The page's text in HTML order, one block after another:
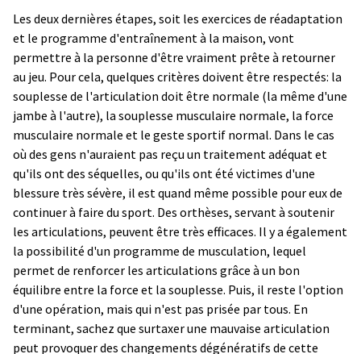
Les deux dernières étapes, soit les exercices de réadaptation
et le programme d'entraînement à la maison, vont
permettre à la personne d'être vraiment prête à retourner
au jeu. Pour cela, quelques critères doivent être respectés: la
souplesse de l'articulation doit être normale (la même d'une
jambe à l'autre), la souplesse musculaire normale, la force
musculaire normale et le geste sportif normal. Dans le cas
où des gens n'auraient pas reçu un traitement adéquat et
qu'ils ont des séquelles, ou qu'ils ont été victimes d'une
blessure très sévère, il est quand même possible pour eux de
continuer à faire du sport. Des orthèses, servant à soutenir
les articulations, peuvent être très efficaces. Il y a également
la possibilité d'un programme de musculation, lequel
permet de renforcer les articulations grâce à un bon
équilibre entre la force et la souplesse. Puis, il reste l'option
d'une opération, mais qui n'est pas prisée par tous. En
terminant, sachez que surtaxer une mauvaise articulation
peut provoquer des changements dégénératifs de cette